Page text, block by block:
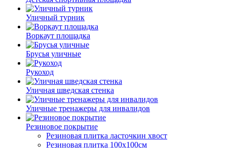
Уличный турник
Воркаут площадка
Брусья уличные
Рукоход
Уличная шведская стенка
Уличные тренажеры для инвалидов
Резиновое покрытие
Резиновая плитка ласточкин хвост
Резиновая плитка 100х100см